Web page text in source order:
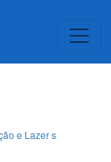
e Lazer s